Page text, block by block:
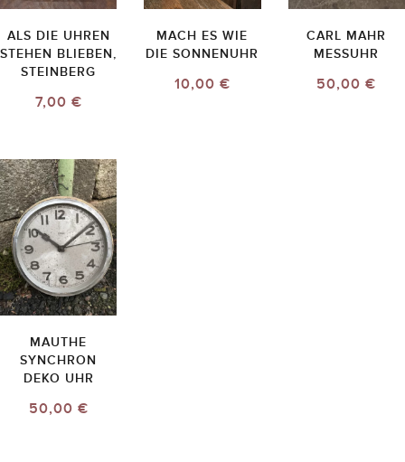
ALS DIE UHREN
STEHEN BLIEBEN,
STEINBERG
7,00 €
MACH ES WIE
DIE SONNENUHR
10,00 €
CARL MAHR
MESSUHR
50,00 €
MAUTHE
SYNCHRON
DEKO UHR
50,00 €